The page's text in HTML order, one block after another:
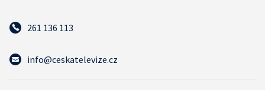
261 136 113
info@ceskatelevize.cz